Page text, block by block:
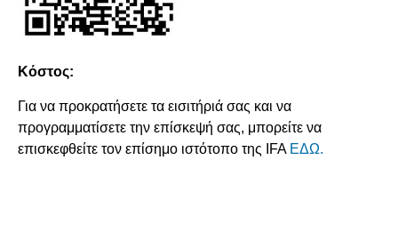
Κόστος:
Για να προκρατήσετε τα εισιτήριά σας και να
προγραμματίσετε την επίσκεψή σας, μπορείτε να
επισκεφθείτε τον επίσημο ιστότοπο της IFA ΕΔΩ.